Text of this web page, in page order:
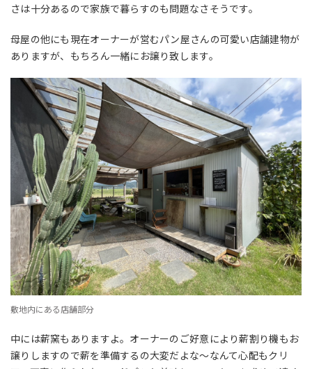
さは十分あるので家族で暮らすのも問題なさそうです。
母屋の他にも現在オーナーが営むパン屋さんの可愛い店舗建物が
ありますが、もちろん一緒にお譲り致します。
敷地内にある店舗部分
中には薪窯もありますよ。オーナーのご好意により薪割り機もお
譲りしますので薪を準備するの大変だよな〜なんて心配もクリ